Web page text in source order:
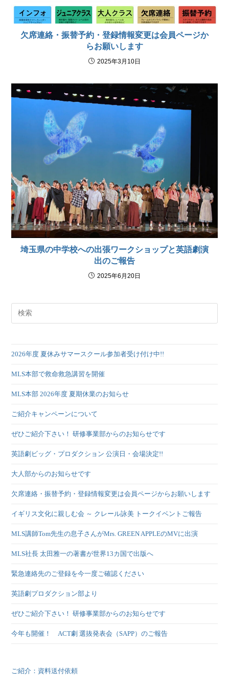
欠席連絡・振替予約・登録情報変更は会員ページか
らお願いします
2025年3月10日
埼玉県の中学校への出張ワークショップと英語劇演
出のご報告
2025年6月20日
2026年度 夏休みサマースクール参加者受け付け中!!
MLS本部で救命救急講習を開催
MLS本部 2026年度 夏期休業のお知らせ
ご紹介キャンペーンについて
ぜひご紹介下さい！ 研修事業部からのお知らせです
英語劇ビッグ・プロダクション 公演日・会場決定!!
大人部からのお知らせです
欠席連絡・振替予約・登録情報変更は会員ページからお願いします
イギリス文化に親しむ会 ～ クレール詠美 トークイベントご報告
MLS講師Tom先生の息子さんがMrs. GREEN APPLEのMVに出演
MLS社長 太田雅一の著書が世界13カ国で出版へ
緊急連絡先のご登録を今一度ご確認ください
英語劇プロダクション部より
ぜひご紹介下さい！ 研修事業部からのお知らせです
今年も開催！ ACT劇 選抜発表会（SAPP）のご報告
ご紹介：資料送付依頼